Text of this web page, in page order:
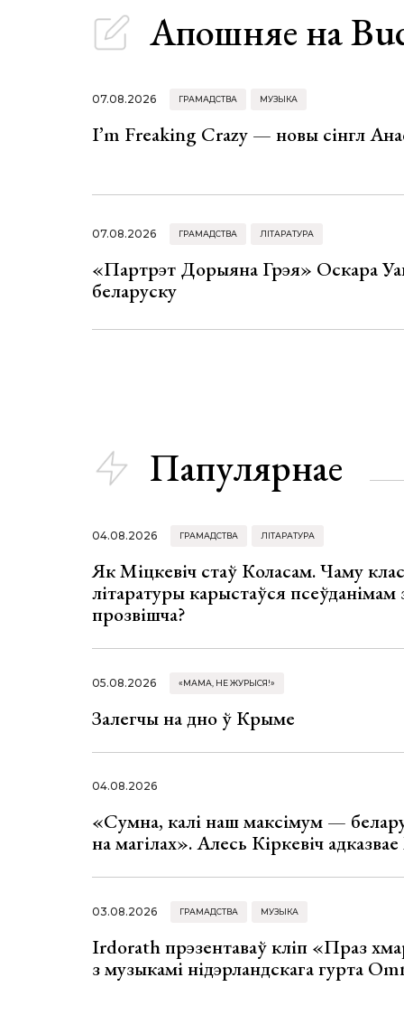
Апошняе на
07.08.2026 ГРАМАДСТВА МУЗЫКА
I’m Freaking Crazy — новы сінгл
07.08.2026 ГРАМАДСТВА ЛІТАРАТУРА
«Партрэт Дорыяна Грэя» Оскара
беларуску
Папулярнае
04.08.2026 ГРАМАДСТВА ЛІТАРАТУРА
Як Міцкевіч стаў Коласам. Чаму
літаратуры карыстаўся псеўданімам
прозвішча?
05.08.2026 «МАМА, НЕ ЖУРЫСЯ!»
Залегчы на дно ў Крыме
04.08.2026
«Сумна, калі наш максімум —
на магілах». Алесь Кіркевіч
03.08.2026 ГРАМАДСТВА МУЗЫКА
Irdorath прэзентаваў кліп «Праз
з музыкамі нідэрландскага гурта